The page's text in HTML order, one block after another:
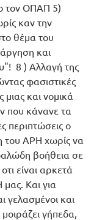
τον ΟΠΑΠ 5)
καν την
θέμα του
και
8 ) Αλλαγή της
φασιστικές
και νομικά
που κάνανε τα
περιπτώσεις ο
του ΑΡΗ χωρίς να
βοήθεια σε
είναι αρκετά
Και για
γελασμένοι και
γήπεδα,